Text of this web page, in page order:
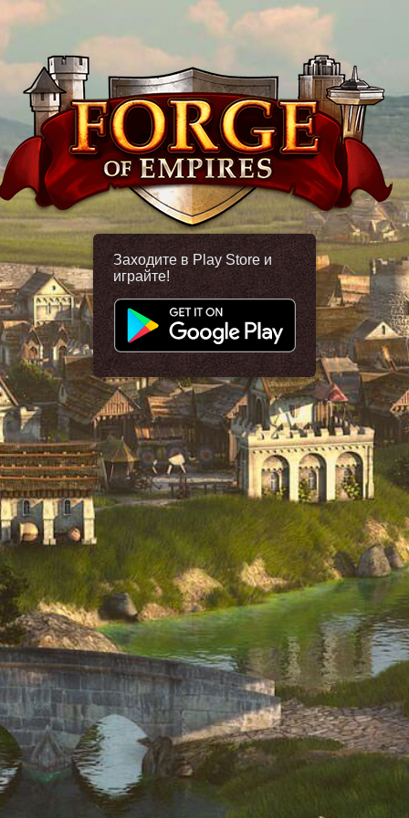
Заходите в Play Store и
играйте!